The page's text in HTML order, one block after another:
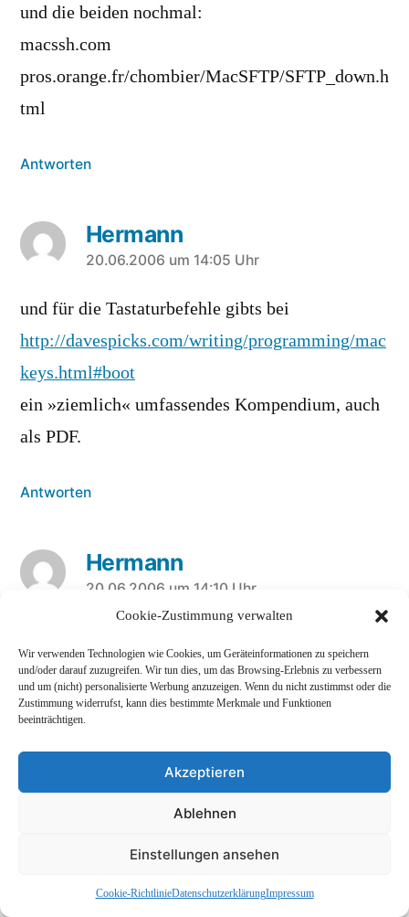
Cookie-Zustimmung verwalten
Wir verwenden Technologien wie Cookies, um Geräteinformationen zu speichern
und/oder darauf zuzugreifen. Wir tun dies, um das Browsing-Erlebnis zu verbessern
und um (nicht) personalisierte Werbung anzuzeigen. Wenn du nicht zustimmst oder die
Zustimmung widerrufst, kann dies bestimmte Merkmale und Funktionen
beeinträchtigen.
Akzeptieren
Ablehnen
Einstellungen ansehen
Cookie-RichtlinieDatenschutzerklärungImpressum
und die beiden nochmal:
macssh.com
pros.orange.fr/chombier/MacSFTP/SFTP_down.h
tml
Antworten
Hermann
sagt:
20.06.2006 um 14:05 Uhr
und für die Tastaturbefehle gibts bei
http://davespicks.com/writing/programming/mac
keys.html#boot
ein »ziemlich« umfassendes Kompendium, auch
als PDF.
Antworten
Hermann
sagt:
20.06.2006 um 14:10 Uhr
bequem per drag and drop ist MacSFTP,
download unter
http://pros.orange.fr/chombier/MacSFTP/SFTP_
oder ziemlich hakelig macssh, nur für
Liebhaber allerdings (!), unter
Für allerlei zum Mac kann ich Dir den guten,
alten und unabhängigen newsletter »tidbits«